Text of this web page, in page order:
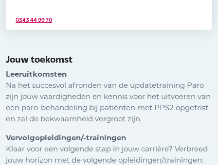
Jouw toekomst
Leeruitkomsten
Na het succesvol afronden van de updatetraining Paro
zijn jouw vaardigheden en kennis voor het uitvoeren van
een paro-behandeling bij patiënten met PPS2 opgefrist
en zal de bekwaamheid vergroot zijn.
Vervolgopleidingen/-trainingen
Klaar voor een volgende stap in jouw carrière? Verbreed
jouw horizon met de volgende opleidingen/trainingen:
0343 44 99 70